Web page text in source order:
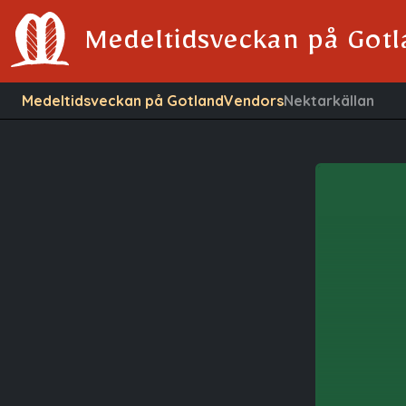
Medeltidsveckan på
Medeltidsveckan på GotlandVendorsNektarkällan